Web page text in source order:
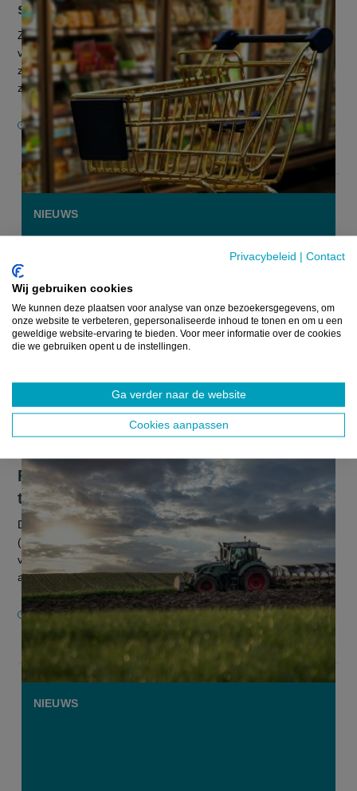
Privacybeleid | Contact
Wij gebruiken cookies
We kunnen deze plaatsen voor analyse van onze bezoekersgegevens, om
onze website te verbeteren, gepersonaliseerde inhoud te tonen en om u een
geweldige website-ervaring te bieden. Voor meer informatie over de cookies
die we gebruiken opent u de instellingen.
Ga verder naar de website
Cookies aanpassen
stuntacties beu
Zelfstandige buurtwinkels ondervinden negatieve gevolgen
van de stuntacties waar grotere ketens mee uitpakken. Ze
zien hun winst dalen en vragen aan de federale overheid om
zo'n acties met v...
10 MEI 2021
Fair is fair: wapen ook grote bedrijven
tegen oneerlijke handelspraktijken
De federale ministers van Economie Pierre-Yves Dermagne
(PS) en van Landbouw David Clarinval (MR) mogen post
verwachten van verschillende spelers uit de
agrovoedingsketen. Zij pleiten voor e...
27 APRIL 2021
NIEUWS
NIEUWS